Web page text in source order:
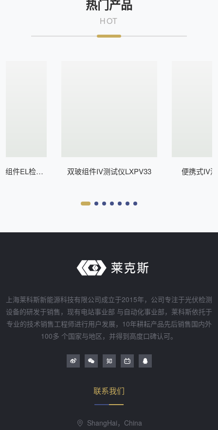
热门产品
HOT
组件EL检测
双玻组件IV测试仪LXPV33 便携式IV
上海莱科斯新能源科技有限公司成立于2015年，公司专注于光伏检测
设备的研发于销售，现有电站事业部 与自动化事业部，莱科斯依托于
专业的技术销售工程师进行用户发展，10年耕耘产品先后销售国内外
100多 个国家与地区，并得到高度口碑认可。
联系我们
ShangHai，China